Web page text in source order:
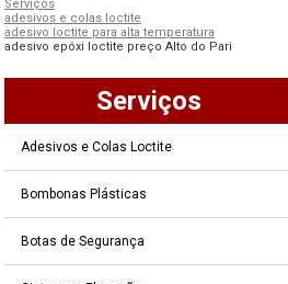
Serviços
adesivos e colas loctite
adesivo loctite para alta temperatura
adesivo epóxi loctite preço Alto do Pari
Serviços
Adesivos e Colas Loctite
Bombonas Plásticas
Botas de Segurança